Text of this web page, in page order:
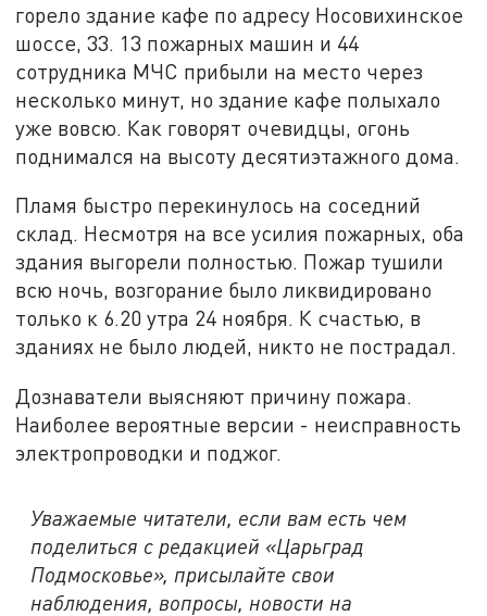
горело здание кафе по адресу Носовихинское
шоссе, 33. 13 пожарных машин и 44
сотрудника МЧС прибыли на место через
несколько минут, но здание кафе полыхало
уже вовсю. Как говорят очевидцы, огонь
поднимался на высоту десятиэтажного дома.
Пламя быстро перекинулось на соседний
склад. Несмотря на все усилия пожарных, оба
здания выгорели полностью. Пожар тушили
всю ночь, возгорание было ликвидировано
только к 6.20 утра 24 ноября. К счастью, в
зданиях не было людей, никто не пострадал.
Дознаватели выясняют причину пожара.
Наиболее вероятные версии - неисправность
электропроводки и поджог.
Уважаемые читатели, если вам есть чем
поделиться с редакцией «Царьград
Подмосковье», присылайте свои
наблюдения, вопросы, новости на